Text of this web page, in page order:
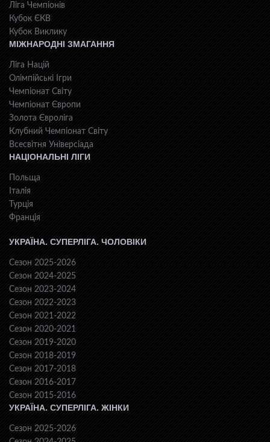
Ліга Чемпіонів
Кубок ЄКВ
Кубок Виклику
МІЖНАРОДНІ ЗМАГАННЯ
Ліга Націй
Олімпійські Ігри
Чемпіонат Світу
Чемпіонат Європи
Золота Євроліга
Клубний Чемпіонат Світу
Всесвiтня Унiверсiaда
НАЦІОНАЛЬНІ ЛІГИ
Польща
Італія
Турція
Франція
УКРАЇНА. СУПЕРЛІГА. ЧОЛОВІКИ
Сезон 2025-2026
Сезон 2024-2025
Сезон 2023-2024
Сезон 2022-2023
Сезон 2021-2022
Сезон 2020-2021
Сезон 2019-2020
Сезон 2018-2019
Сезон 2017-2018
Сезон 2016-2017
Сезон 2015-2016
УКРАЇНА. СУПЕРЛІГА. ЖІНКИ
Сезон 2025-2026